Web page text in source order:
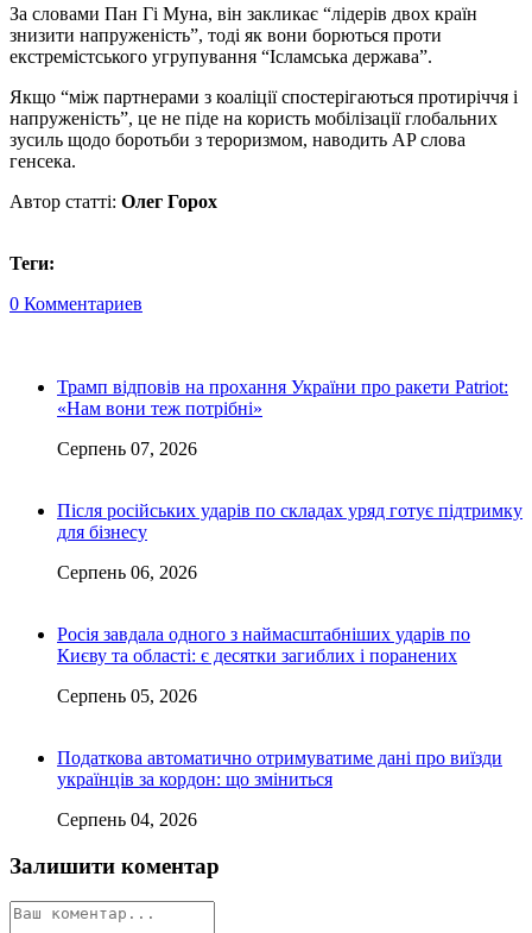
За словами Пан Гі Муна, він закликає “лідерів двох країн
знизити напруженість”, тоді як вони борються проти
екстремістського угрупування “Ісламська держава”.
Якщо “між партнерами з коаліції спостерігаються протиріччя і
напруженість”, це не піде на користь мобілізації глобальних
зусиль щодо боротьби з тероризмом, наводить AP слова
генсека.
Автор статті: Олег Горох
Теги:
0 Комментариев
Трамп відповів на прохання України про ракети Patriot:
«Нам вони теж потрібні»
Серпень 07, 2026
Після російських ударів по складах уряд готує підтримку
для бізнесу
Серпень 06, 2026
Росія завдала одного з наймасштабніших ударів по
Києву та області: є десятки загиблих і поранених
Серпень 05, 2026
Податкова автоматично отримуватиме дані про виїзди
українців за кордон: що зміниться
Серпень 04, 2026
Залишити коментар